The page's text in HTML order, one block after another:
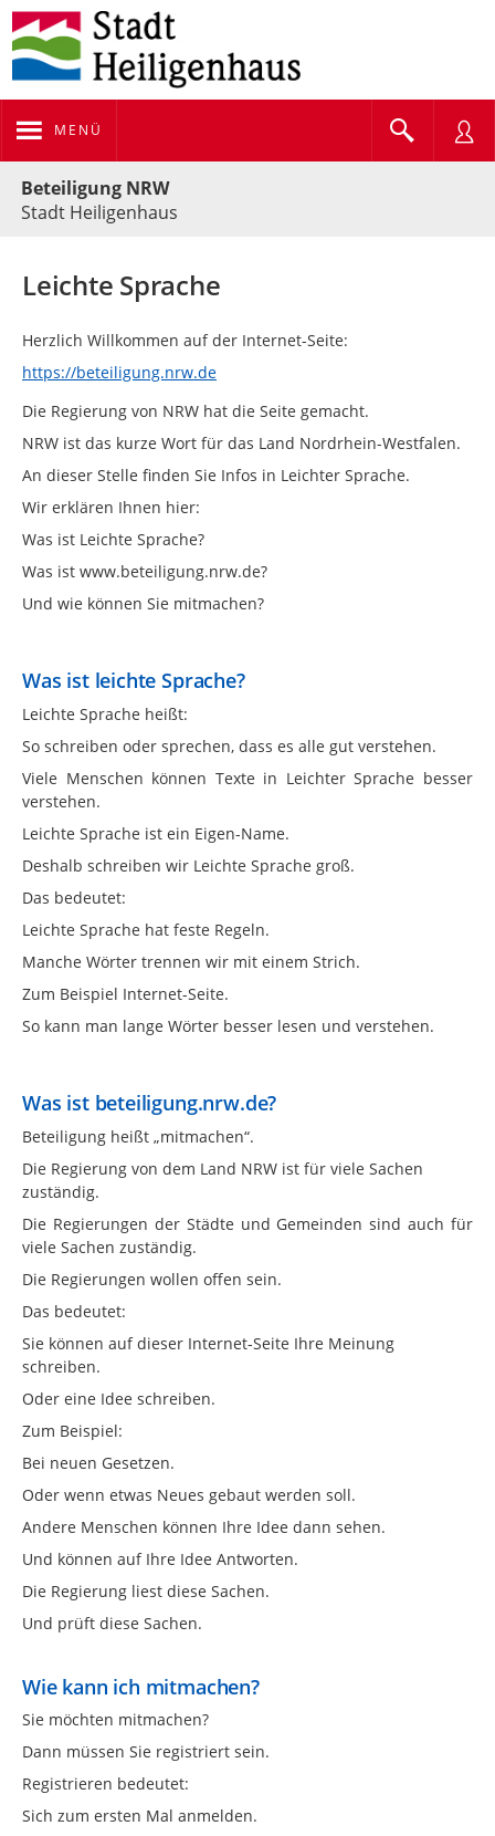
MENÜ
Beteiligung NRW
Stadt Heiligenhaus
Leichte Sprache
Herzlich Willkommen auf der Internet-Seite:
https://beteiligung.nrw.de
Die Regierung von NRW hat die Seite gemacht.
NRW ist das kurze Wort für das Land Nordrhein-Westfalen.
An dieser Stelle finden Sie Infos in Leichter Sprache.
Wir erklären Ihnen hier:
Was ist Leichte Sprache?
Was ist www.beteiligung.nrw.de?
Und wie können Sie mitmachen?
Was ist leichte Sprache?
Leichte Sprache heißt:
So schreiben oder sprechen, dass es alle gut verstehen.
Viele Menschen können Texte in Leichter Sprache besser
verstehen.
Leichte Sprache ist ein Eigen-Name.
Deshalb schreiben wir Leichte Sprache groß.
Das bedeutet:
Leichte Sprache hat feste Regeln.
Manche Wörter trennen wir mit einem Strich.
Zum Beispiel Internet-Seite.
So kann man lange Wörter besser lesen und verstehen.
Was ist beteiligung.nrw.de?
Beteiligung heißt „mitmachen“.
Die Regierung von dem Land NRW ist für viele Sachen
zuständig.
Die Regierungen der Städte und Gemeinden sind auch für
viele Sachen zuständig.
Die Regierungen wollen offen sein.
Das bedeutet:
Sie können auf dieser Internet-Seite Ihre Meinung
schreiben.
Oder eine Idee schreiben.
Zum Beispiel:
Bei neuen Gesetzen.
Oder wenn etwas Neues gebaut werden soll.
Andere Menschen können Ihre Idee dann sehen.
Und können auf Ihre Idee Antworten.
Die Regierung liest diese Sachen.
Und prüft diese Sachen.
Wie kann ich mitmachen?
Sie möchten mitmachen?
Dann müssen Sie registriert sein.
Registrieren bedeutet:
Sich zum ersten Mal anmelden.